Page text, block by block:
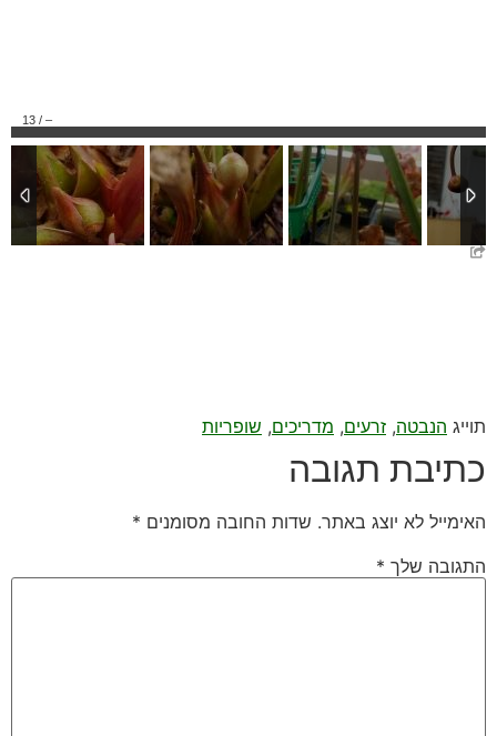
–
/
13
תוייג הנבטה, זרעים, מדריכים, שופריות
כתיבת תגובה
האימייל לא יוצג באתר. שדות החובה מסומנים *
התגובה שלך *